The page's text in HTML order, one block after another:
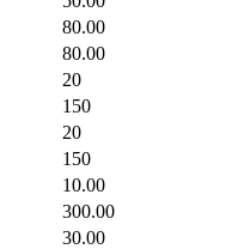
80.00
80.00
20
150
20
150
10.00
300.00
30.00